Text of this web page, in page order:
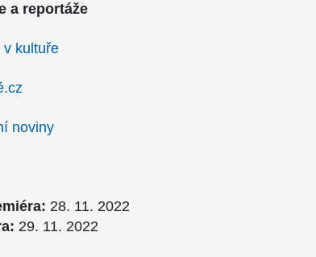
a reportáže
v kultuře
noviny
28. 11. 2022
29. 11. 2022